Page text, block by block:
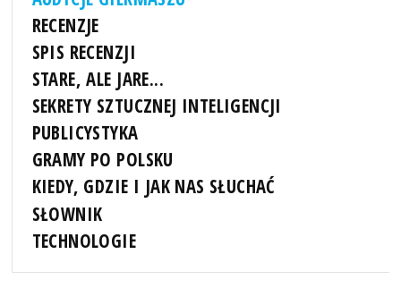
RECENZJE
SPIS RECENZJI
STARE, ALE JARE...
SEKRETY SZTUCZNEJ INTELIGENCJI
PUBLICYSTYKA
GRAMY PO POLSKU
KIEDY, GDZIE I JAK NAS SŁUCHAĆ
SŁOWNIK
TECHNOLOGIE